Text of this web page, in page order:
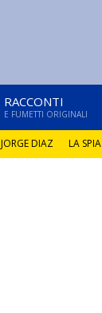
RACCONTI
E FUMETTI ORIGINALI
JORGE DIAZ LA SPIA